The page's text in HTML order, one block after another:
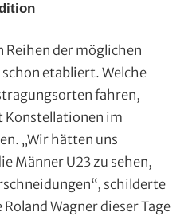
Reihen der möglichen
etabliert. Welche
fahren,
Konstellationen im
„Wir hätten uns
Männer U23 zu sehen,
schilderte
Wagner dieser Tage